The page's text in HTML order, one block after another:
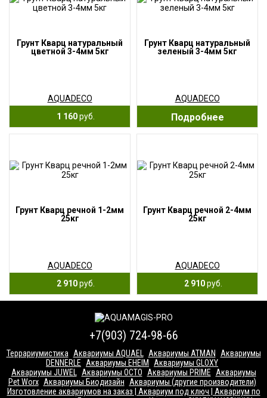
Грунт Кварц натуральный
цветной 3-4мм 5кг
AQUADECO
1 160руб.
Грунт Кварц натуральный
зеленый 3-4мм 5кг
AQUADECO
Подробнее
Грунт Кварц речной 1-2мм
25кг
AQUADECO
2 910руб.
Грунт Кварц речной 2-4мм
25кг
AQUADECO
2 910руб.
+7(903) 724-98-66
Террариумистика Аквариумы AQUAEL Аквариумы ATMAN
Аквариумы
DENNERLE
Аквариумы EHEIM
Аквариумы GLOXY
Аквариумы JUWEL
Аквариумы OCTO Аквариумы PRIME
Аквариумы
Pet Worx Аквариумы Биодизайн
Аквариумы (другие производители)
Изготовление аквариумов на заказ | Аквариум под ключ | Аквариум по